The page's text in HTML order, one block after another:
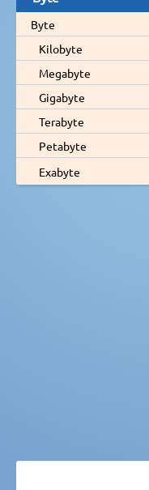
Byte
Kilobyte
Megabyte
Gigabyte
Terabyte
Petabyte
Exabyte